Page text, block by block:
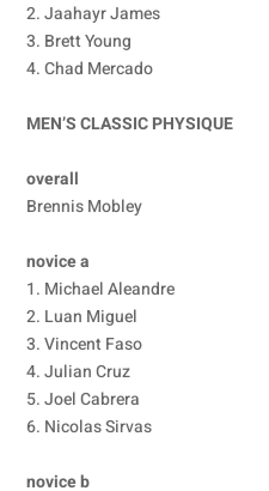
2. Jaahayr James
3. Brett Young
4. Chad Mercado
MEN’S CLASSIC PHYSIQUE
overall
Brennis Mobley
novice a
1. Michael Aleandre
2. Luan Miguel
3. Vincent Faso
4. Julian Cruz
5. Joel Cabrera
6. Nicolas Sirvas
novice b